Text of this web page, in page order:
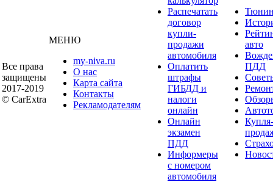
Все права
защищены
2017-2019
© CarExtra
МЕНЮ
my-niva.ru
О нас
Карта сайта
Контакты
Рекламодателям
Распечатать
договор
купли-
продажи
автомобиля
Оплатить
штрафы
ГИБДД и
налоги
онлайн
Онлайн
экзамен
ПДД
Информеры
с номером
автомобиля
авто
ПДД
Купля-